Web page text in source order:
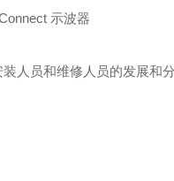
示波器
员和维修人员的发展和分